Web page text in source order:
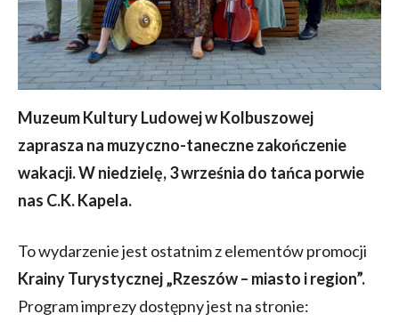
Muzeum Kultury Ludowej w Kolbuszowej
zaprasza na muzyczno-taneczne zakończenie
wakacji. W niedzielę, 3 września do tańca porwie
nas C.K. Kapela.
To wydarzenie jest ostatnim z elementów promocji
Krainy Turystycznej „Rzeszów – miasto i region”.
Program imprezy dostępny jest na stronie: